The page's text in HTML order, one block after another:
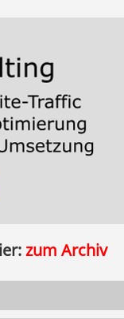
zum Archiv